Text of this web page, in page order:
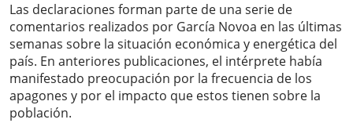
Las declaraciones forman parte de una serie de
comentarios realizados por García Novoa en las últimas
semanas sobre la situación económica y energética del
país. En anteriores publicaciones, el intérprete había
manifestado preocupación por la frecuencia de los
apagones y por el impacto que estos tienen sobre la
población.